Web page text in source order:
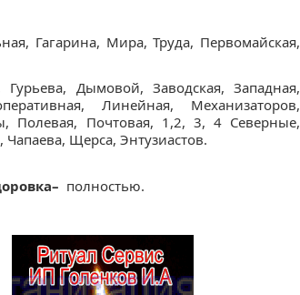
Гагарина, Мира, Труда, Первомайская,
Дымовой, Заводская, Западная,
Линейная, Механизаторов,
Полевая, Почтовая, 1,2, 3, 4 Северные,
Чапаева, Щерса, Энтузиастов.
полностью.